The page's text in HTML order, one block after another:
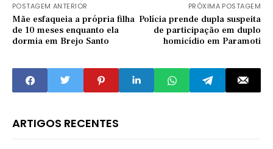
POSTAGEM ANTERIOR
Mãe esfaqueia a própria filha
de 10 meses enquanto ela
dormia em Brejo Santo
PRÓXIMA POSTAGEM
Polícia prende dupla suspeita
de participação em duplo
homicídio em Paramoti
ARTIGOS RECENTES